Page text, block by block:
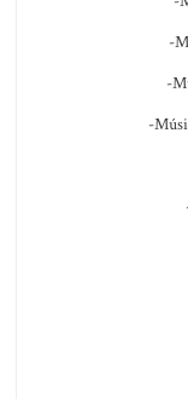
-
-
-